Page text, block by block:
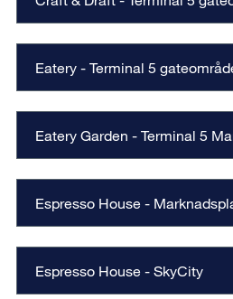
Eatery - Terminal 5
Eatery Garden - Terminal 5
Espresso House -
Espresso House - SkyCity